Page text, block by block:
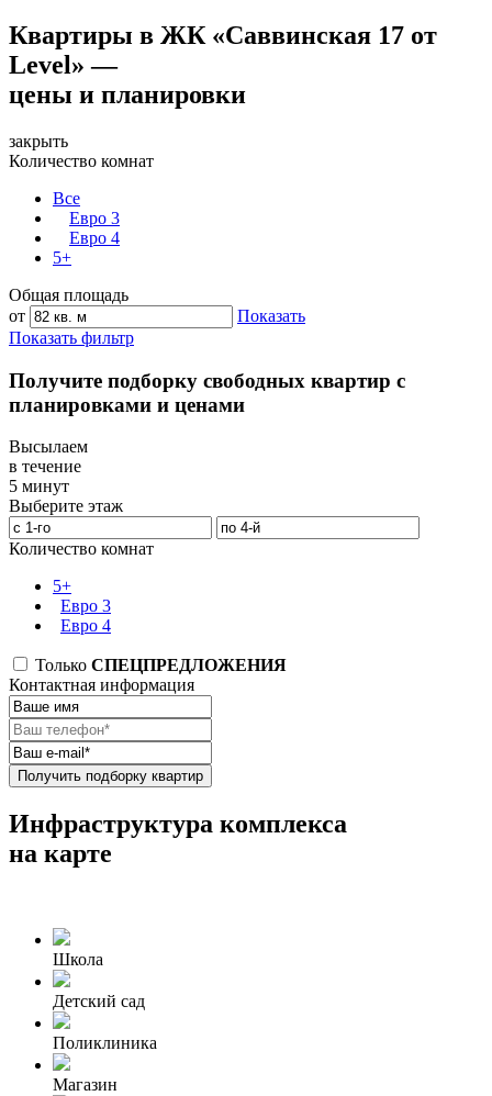
Квартиры в ЖК «Саввинская 17 от
Level» —
цены и планировки
закрыть
Количество комнат
Все
Евро 3
Евро 4
5+
Общая площадь
от
Показать
Показать фильтр
Получите подборку свободных квартир с
планировками и ценами
Высылаем
в течение
5 минут
Выберите этаж
Количество комнат
5+
Евро 3
Евро 4
Только СПЕЦПРЕДЛОЖЕНИЯ
Контактная информация
Получить подборку квартир
Инфраструктура комплекса
на карте
Школа
Детский сад
Поликлиника
Магазин